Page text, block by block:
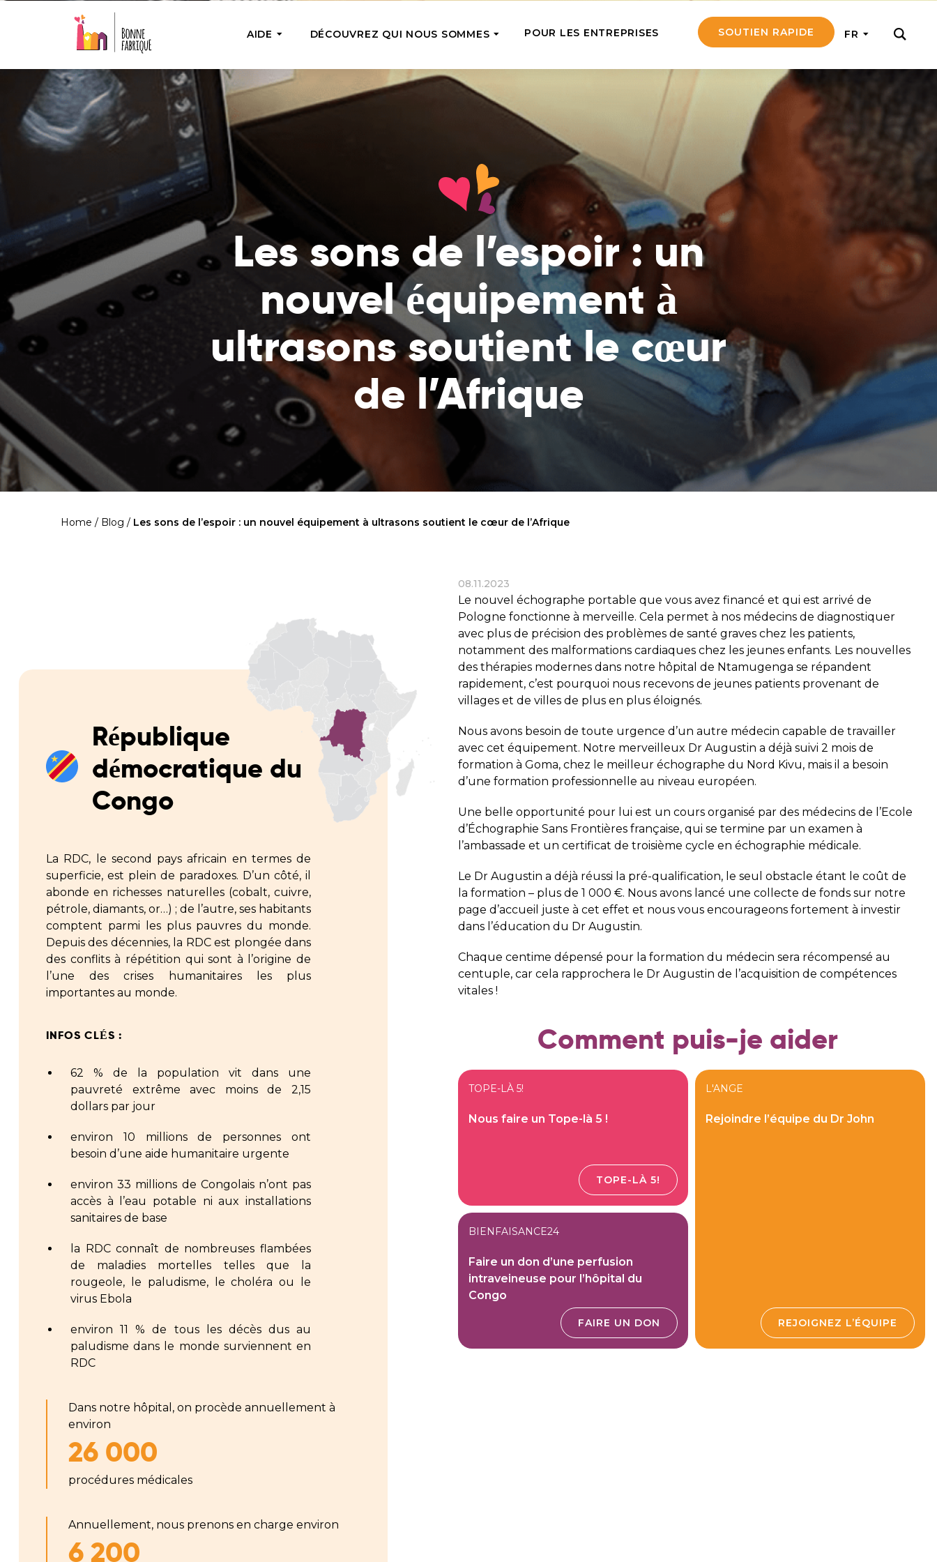
AIDE
AIDE PONCTUELLE
besoin sur notre marché de bonnes
actions
SOUTIEN RÉGULIER
Tope-là 5 !
Soutenez régulièrement notre travail
avec de petits montants et obtenez
une chance de partir en mission
Adoptez une personne âgée
Devenez la famille d’une personne
âgée et soutenez-la à la fois
financièrement et émotionnellement
Équipes d’anges
Soutenez le travail d’un missionnaire
spécifique et restez en contact avec
lui
Souffle de vie
Sauvez un enfant souffrant de la
maladie de la faim et soutenez
l’éducation des parents
DÉCOUVREZ QUI NOUS SOMMES
Notre équipe
Rencontrez les coursiers du soutien
Nous nourrissons, traitons, éduquons
et donnons des emplois – voyez ce
que cela signifie vraiment
Ce que nous avons déjà fait
Lisez les histoires des personnes que
nous avons déjà aidées
Où nous opérons
Consultez la liste des endroits où votre
aide parvient
Rapports financiers
Vérifiez comment nous utilisons les
dons
Voir les objectifs de notre organisation
Contact
POUR LES ENTREPRISES SOUTIEN RAPIDE FR
Les sons de l’espoir : un
nouvel équipement à
ultrasons soutient le cœur
de l’Afrique
Home / Blog / Les sons de l’espoir : un nouvel équipement à ultrasons soutient le cœur de l’Afrique
République
démocratique du
Congo
La RDC, le second pays africain en termes de
superficie, est plein de paradoxes. D’un côté, il
abonde en richesses naturelles (cobalt, cuivre,
pétrole, diamants, or…) ; de l’autre, ses habitants
comptent parmi les plus pauvres du monde.
Depuis des décennies, la RDC est plongée dans
des conflits à répétition qui sont à l’origine de
l’une des crises humanitaires les plus
importantes au monde.
INFOS CLÉS :
62 % de la population vit dans une
pauvreté extrême avec moins de 2,15
dollars par jour
environ 10 millions de personnes ont
besoin d’une aide humanitaire urgente
environ 33 millions de Congolais n’ont pas
accès à l’eau potable ni aux installations
sanitaires de base
la RDC connaît de nombreuses flambées
de maladies mortelles telles que la
rougeole, le paludisme, le choléra ou le
virus Ebola
environ 11 % de tous les décès dus au
paludisme dans le monde surviennent en
RDC
Dans notre hôpital, on procède annuellement à
environ
26 000
procédures médicales
Annuellement, nous prenons en charge environ
6 200
08.11.2023
Le nouvel échographe portable que vous avez financé et qui est arrivé de
Pologne fonctionne à merveille. Cela permet à nos médecins de diagnostiquer
avec plus de précision des problèmes de santé graves chez les patients,
notamment des malformations cardiaques chez les jeunes enfants. Les nouvelles
des thérapies modernes dans notre hôpital de Ntamugenga se répandent
rapidement, c’est pourquoi nous recevons de jeunes patients provenant de
villages et de villes de plus en plus éloignés.
Nous avons besoin de toute urgence d’un autre médecin capable de travailler
avec cet équipement. Notre merveilleux Dr Augustin a déjà suivi 2 mois de
formation à Goma, chez le meilleur échographe du Nord Kivu, mais il a besoin
d’une formation professionnelle au niveau européen.
Une belle opportunité pour lui est un cours organisé par des médecins de l’Ecole
d’Échographie Sans Frontières française, qui se termine par un examen à
l’ambassade et un certificat de troisième cycle en échographie médicale.
Le Dr Augustin a déjà réussi la pré-qualification, le seul obstacle étant le coût de
la formation – plus de 1 000 €. Nous avons lancé une collecte de fonds sur notre
page d’accueil juste à cet effet et nous vous encourageons fortement à investir
dans l’éducation du Dr Augustin.
Chaque centime dépensé pour la formation du médecin sera récompensé au
centuple, car cela rapprochera le Dr Augustin de l’acquisition de compétences
vitales !
Comment puis-je aider
TOPE-LÀ 5!
Nous faire un Tope-là 5 !
TOPE-LÀ 5!
BIENFAISANCE24
Faire un don d’une perfusion
intraveineuse pour l’hôpital du
Congo
FAIRE UN DON
L'ANGE
Rejoindre l’équipe du Dr John
REJOIGNEZ L’ÉQUIPE